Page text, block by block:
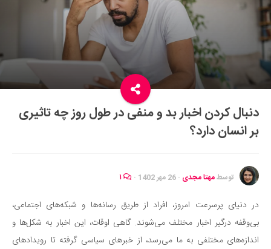
دکوراسیون و چیدمان
رستوران گردی
آشپزی
سفر و گردشگری
ایران گردی
جهان گردی
موفقیت و مهارت‌های فردی
تغذیه سالم
بهداشت
دنبال کردن اخبار بد و منفی در طول روز چه تاثیری
بر انسان دارد؟
توسطمهتا مجدی · 26 مهر 1402 ·
در دنیای پرسرعت امروز، افراد از طریق رسانه‌ها و شبکه‌های اجتماعی،
بی‌وقفه درگیر اخبار مختلف می‌شوند. گاهی اوقات، این اخبار به شکل‌ها و
اندازه‌های مختلفی به ما می‌رسد، از خبرهای سیاسی گرفته تا رویدادهای